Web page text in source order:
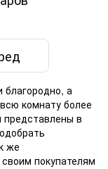
благородно, а
комнату более
представлены в
же
покупателям